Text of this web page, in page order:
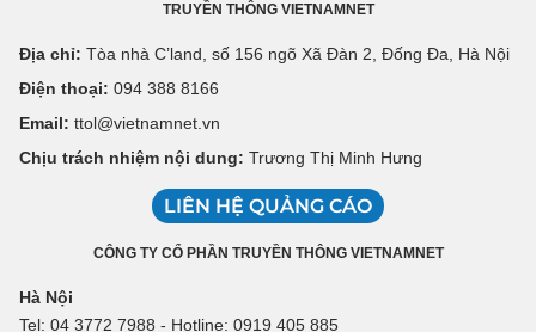
TRUYỀN THÔNG VIETNAMNET
Địa chỉ: Tòa nhà C’land, số 156 ngõ Xã Đàn 2, Đống Đa, Hà Nội
Điện thoại: 094 388 8166
Email: ttol@vietnamnet.vn
Chịu trách nhiệm nội dung: Trương Thị Minh Hưng
LIÊN HỆ QUẢNG CÁO
CÔNG TY CỔ PHẦN TRUYỀN THÔNG VIETNAMNET
Hà Nội
Tel: 04 3772 7988 - Hotline: 0919 405 885